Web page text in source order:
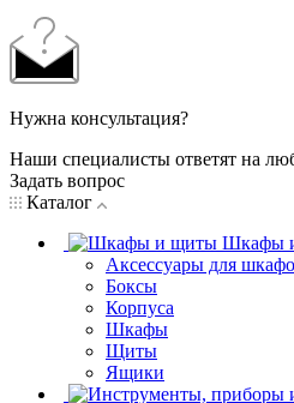
Нужна консультация?
Наши специалисты ответят на
Задать вопрос
Каталог
Шкафы
Аксессуары для
Боксы
Корпуса
Шкафы
Щиты
Ящики